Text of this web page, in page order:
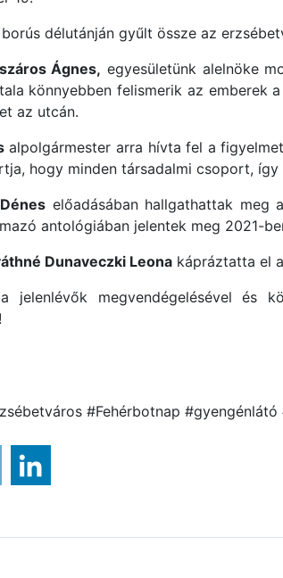
délutánján gyűlt össze az
Ágnes, egyesületünk alelnöke
könnyebben felismerik az emberek
az utcán.
alpolgármester arra hívta fel a
hogy minden társadalmi csoport,
előadásában hallgathattak
antológiában jelentek meg 2021-
Dunaveczki Leona kápráztatta el
jelenlévők megvendégelésével és
#Fehérbotnap #gyengénlátó